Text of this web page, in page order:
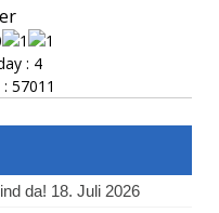
: 4
57011
da! 18. Juli 2026